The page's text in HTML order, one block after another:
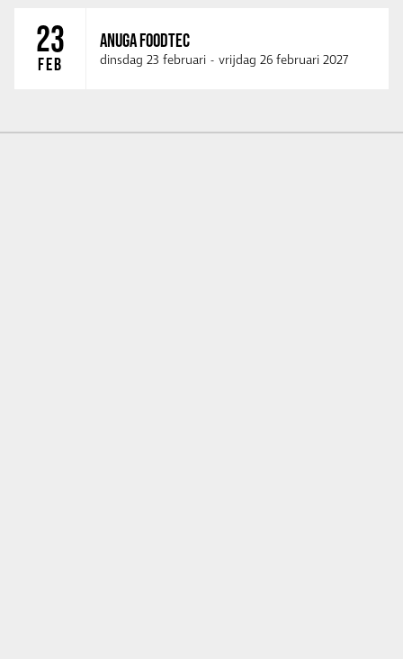
23
FEB
ANUGA FOODTEC
dinsdag 23 februari - vrijdag 26 februari 2027